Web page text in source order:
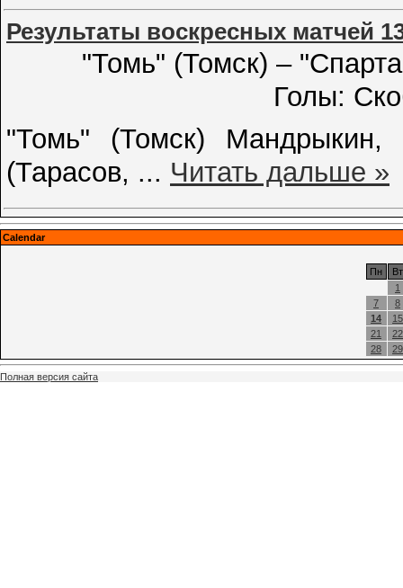
Результаты воскресных матчей
"Томь" (Томск) –
Голы:
"Томь" (Томск) Мандрыкин,
(Тарасов, ... Читать дальше »
Calendar
Пн
Вт
1
7
8
14
15
21
22
28
29
Полная версия сайта